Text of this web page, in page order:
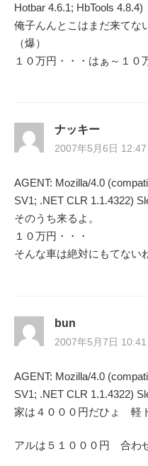
Hotbar 4.6.1; HbTools 4.8.4)
俺子んんとこはまだ来てな
（爆）
１０万円・・・はぁ～１０
ナッキー
2007年5月6日 12:47
AGENT: Mozilla/4.0
SV1; .NET CLR 1.1.4322)
そのうち来るよ。
１０万円・・・
そんな車は絶対にもてない
bun
2007年5月7日 10:41
AGENT: Mozilla/4.0
SV1; .NET CLR 1.1.4322)
家は４０００円だひょ 軽
アルは５１０００円 合わ